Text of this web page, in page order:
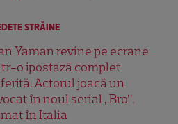
STRĂINE
Yaman revine pe ecrane
o ipostază complet
Actorul joacă un
în noul serial „Bro”,
în Italia